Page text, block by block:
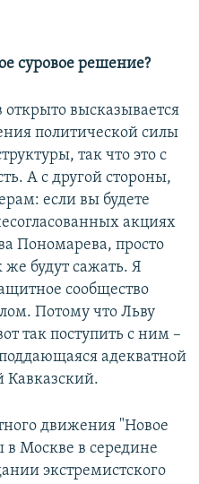
суровое решение?
высказывается
политической силы
так что это с
А с другой стороны,
если вы будете
акциях
Пономарева, просто
же будут сажать. Я
сообщество
Потому что Льву
так поступить с ним –
адекватной
Кавказский.
движения "Новое
в Москве в середине
экстремистского